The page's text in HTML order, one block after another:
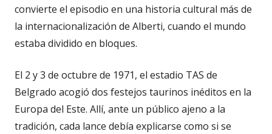
convierte el episodio en una historia cultural más de
la internacionalización de Alberti, cuando el mundo
estaba dividido en bloques.
El 2 y 3 de octubre de 1971, el estadio TAS de
Belgrado acogió dos festejos taurinos inéditos en la
Europa del Este. Allí, ante un público ajeno a la
tradición, cada lance debía explicarse como si se